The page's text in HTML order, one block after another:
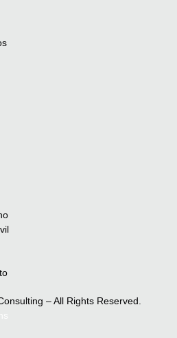
– All Rights Reserved.